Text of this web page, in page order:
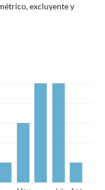
excluyente y